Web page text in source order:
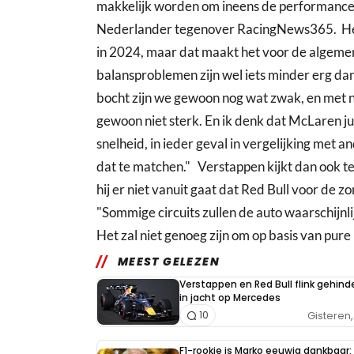
makkelijk worden om ineens de
Nederlander tegenover RacingNews365.
in 2024, maar dat maakt het voor de
balansproblemen zijn wel iets minder erg
bocht zijn we gewoon nog wat zwak, en met
gewoon niet sterk. En ik denk dat McLaren
snelheid, in ieder geval in vergelijking met
dat te matchen." Verstappen kijkt dan ook
hij er niet vanuit gaat dat Red Bull voor de
"Sommige circuits zullen de auto
Het zal niet genoeg zijn om op basis van
MEEST GELEZEN
Verstappen en Red Bull flink
in jacht op Mercedes
Gisteren,
10
F1-rookie is Marko eeuwig dankbaar: